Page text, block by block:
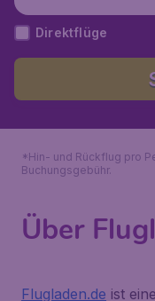
Direktflüge
*Hin- und Rückflug pro
Buchungsgebühr.
Über
Flugladen.de ist